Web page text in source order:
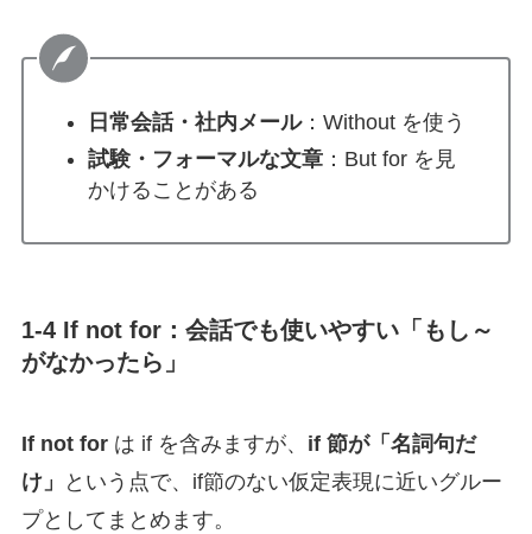
日常会話・社内メール：Without を使う
試験・フォーマルな文章：But for を見
かけることがある
1-4 If not for：会話でも使いやすい「もし～
がなかったら」
If not forは if を含みますが、 if 節が「名詞句だ
け」
という点で、if節のない仮定表現に近いグルー
プとしてまとめます。